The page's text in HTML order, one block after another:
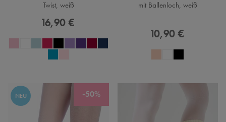
Twist, weiß
16,90 €
mit Ballenloch, weiß
10,90 €
-50%
NEU